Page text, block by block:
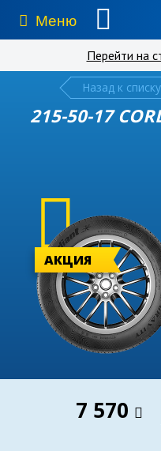
Меню
Перейти на
Назад к списку
215-50-17
АКЦИЯ
7 570